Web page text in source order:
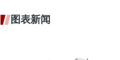
图表新闻